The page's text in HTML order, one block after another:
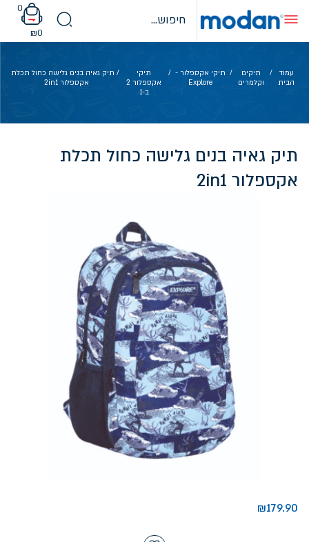
content
0
₪0
עמוד
הבית
/
תיקים
וקלמרים
/ תיקי אקספלור -
Explore
/
תיקי
אקספלור 2
ב-1
/ תיק גאיה בנים גלישה כחול תכלת
אקספלור 2in1
תיק גאיה בנים גלישה כחול תכלת
אקספלור 2in1
₪179.90